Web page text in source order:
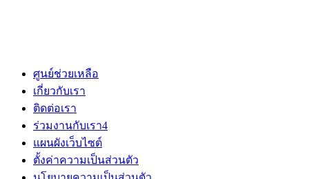
ศูนย์ช่วยเหลือ
เกี่ยวกับเรา
ติดต่อเรา
ร่วมงานกับเรา4
แผนผังเว็บไซต์
ตั้งค่าความเป็นส่วนตัว